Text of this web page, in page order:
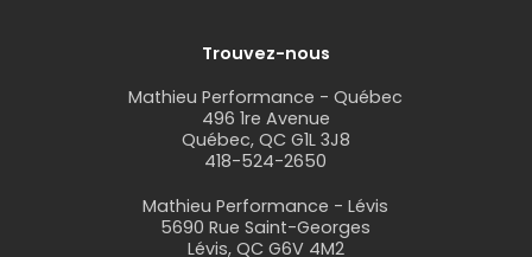
Trouvez-nous
Mathieu Performance - Québec
496 1re Avenue
Québec, QC G1L 3J8
418-524-2650
Mathieu Performance - Lévis
5690 Rue Saint-Georges
Lévis, QC G6V 4M2